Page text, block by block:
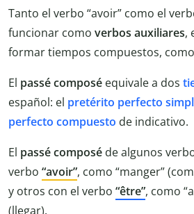
Tanto el verbo “avoir” como el
funcionar como verbos auxiliares,
formar tiempos compuestos,
El passé composé equivale a dos
español: el pretérito perfecto
perfecto compuesto de indicativo.
El passé composé de algunos
verbo “avoir”, como “manger”
y otros con el verbo “être”, como
(llegar).